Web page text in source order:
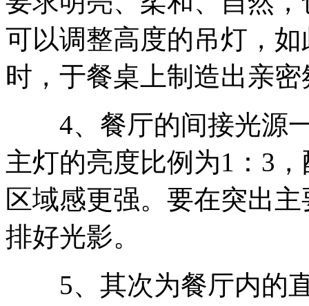
可以调整高度的吊灯，
时，于餐桌上制造出亲密
4、餐厅的间接光源一
主灯的亮度比例为1：3
区域感更强。要在突出
排好光影。
5、其次为餐厅内的直